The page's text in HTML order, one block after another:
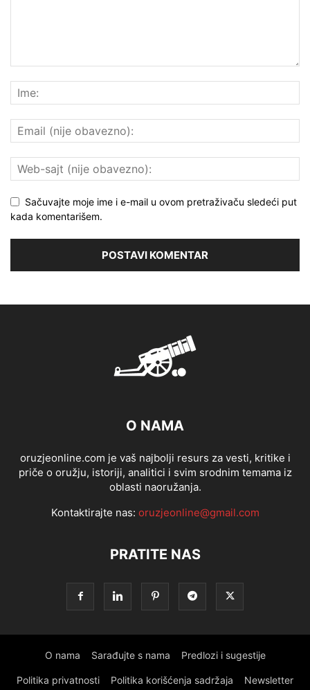
Sačuvajte moje ime i e-mail u ovom pretraživaču sledeći put
kada komentarišem.
O NAMA
oruzjeonline.com je vaš najbolji resurs za vesti, kritike i
priče o oružju, istoriji, analitici i svim srodnim temama iz
oblasti naoružanja.
Kontaktirajte nas: oruzjeonline@gmail.com
PRATITE NAS
O nama Sarađujte s nama Predlozi i sugestije
Politika privatnosti Politika korišćenja sadržaja Newsletter